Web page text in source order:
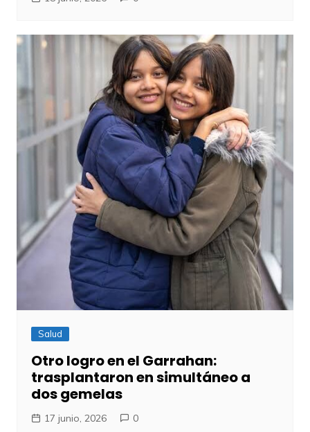
Salud
Otro logro en el Garrahan:
trasplantaron en simultáneo a
dos gemelas
17 junio, 2026 0